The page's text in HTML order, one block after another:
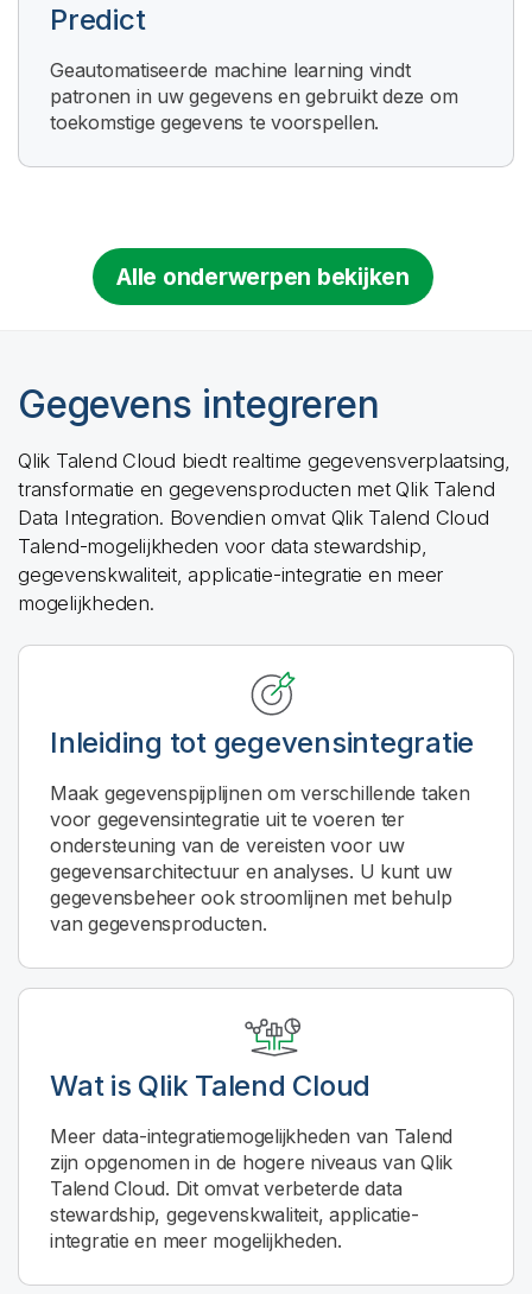
Predict
Geautomatiseerde machine learning vindt
patronen in uw gegevens en gebruikt deze om
toekomstige gegevens te voorspellen.
Alle onderwerpen bekijken
Gegevens integreren
Qlik Talend Cloud biedt realtime gegevensverplaatsing,
transformatie en gegevensproducten met Qlik Talend
Data Integration. Bovendien omvat Qlik Talend Cloud
Talend-mogelijkheden voor data stewardship,
gegevenskwaliteit, applicatie-integratie en meer
mogelijkheden.
Inleiding tot gegevensintegratie
Maak gegevenspijplijnen om verschillende taken
voor gegevensintegratie uit te voeren ter
ondersteuning van de vereisten voor uw
gegevensarchitectuur en analyses. U kunt uw
gegevensbeheer ook stroomlijnen met behulp
van gegevensproducten.
Wat is Qlik Talend Cloud
Meer data-integratiemogelijkheden van Talend
zijn opgenomen in de hogere niveaus van Qlik
Talend Cloud. Dit omvat verbeterde data
stewardship, gegevenskwaliteit, applicatie-
integratie en meer mogelijkheden.